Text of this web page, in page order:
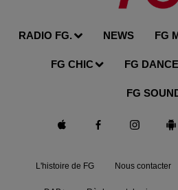
RADIO FG. NEWS FG
FG CHIC FG DANCE
FG
L'histoire de FG Nous contacter